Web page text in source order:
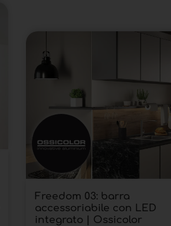
Freedom 03: barra
accessoriabile con LED
integrato | Ossicolor